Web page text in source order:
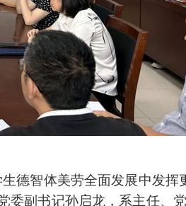
德智体美劳全面发展中发挥
委副书记孙启龙，系主任、